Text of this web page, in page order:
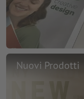
Nuovi Prodotti